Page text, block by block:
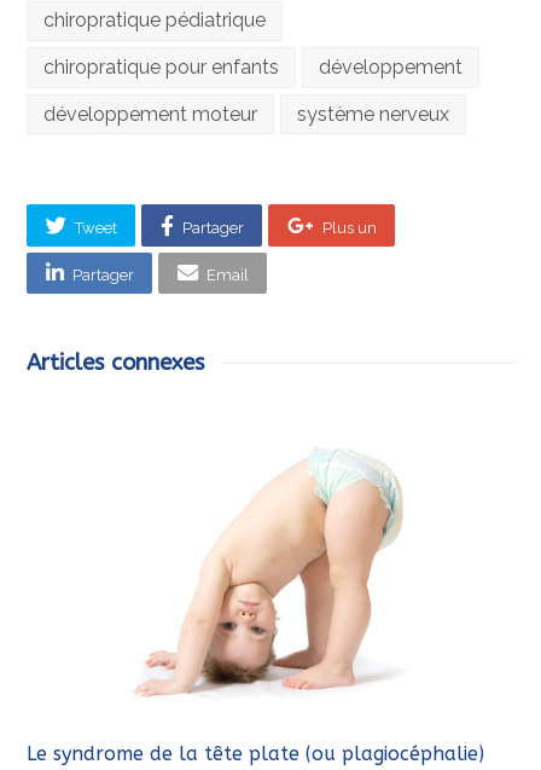
chiropratique pédiatrique
chiropratique pour enfants développement
développement moteur système nerveux
Tweet Partager Plus un
Partager Email
Articles connexes
Le syndrome de la tête plate (ou plagiocéphalie)